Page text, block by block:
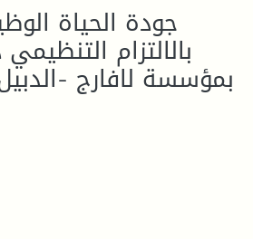
جودة الحياة
بالالتزام
بمؤسسة لافارج -